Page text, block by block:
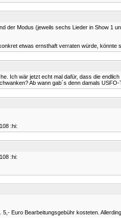
der Modus (jeweils sechs Lieder in Show
etwas ernsthaft verraten würde, könnte
Ich wär jetzt echt mal dafür, dass die
Ab wann gab´s denn damals
:hi:
:hi:
Euro Bearbeitungsgebühr kosteten.